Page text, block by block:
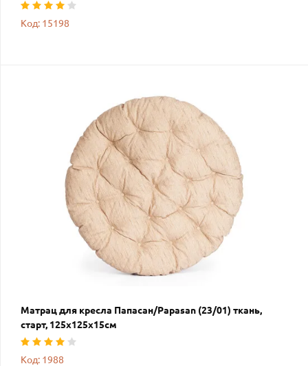
Код: 15198
Матрац для кресла Папасан/Papasan (23/01) ткань,
старт, 125х125х15см
Код: 1988